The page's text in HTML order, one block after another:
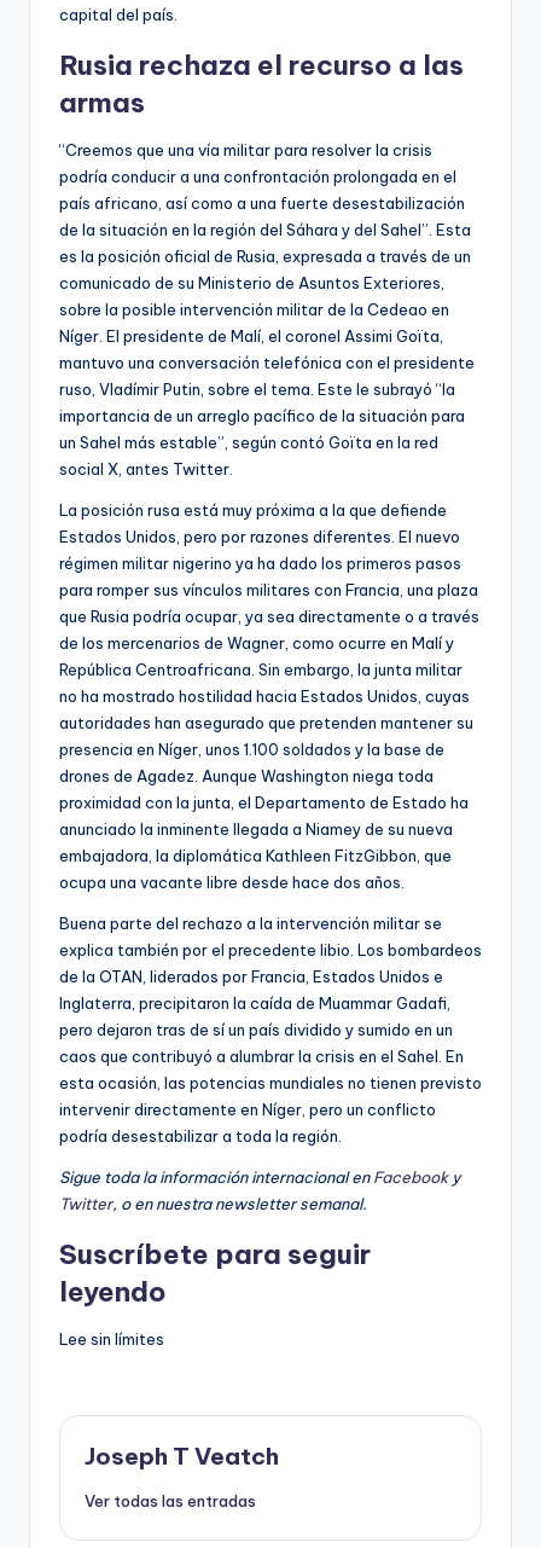
capital del país.
Rusia rechaza el recurso a las
armas
“Creemos que una vía militar para resolver la crisis
podría conducir a una confrontación prolongada en el
país africano, así como a una fuerte desestabilización
de la situación en la región del Sáhara y del Sahel”. Esta
es la posición oficial de Rusia, expresada a través de un
comunicado de su Ministerio de Asuntos Exteriores,
sobre la posible intervención militar de la Cedeao en
Níger. El presidente de Malí, el coronel Assimi Goïta,
mantuvo una conversación telefónica con el presidente
ruso, Vladímir Putin, sobre el tema. Este le subrayó “la
importancia de un arreglo pacífico de la situación para
un Sahel más estable”, según contó Goïta en la red
social X, antes Twitter.
La posición rusa está muy próxima a la que defiende
Estados Unidos, pero por razones diferentes. El nuevo
régimen militar nigerino ya ha dado los primeros pasos
para romper sus vínculos militares con Francia, una plaza
que Rusia podría ocupar, ya sea directamente o a través
de los mercenarios de Wagner, como ocurre en Malí y
República Centroafricana. Sin embargo, la junta militar
no ha mostrado hostilidad hacia Estados Unidos, cuyas
autoridades han asegurado que pretenden mantener su
presencia en Níger, unos 1.100 soldados y la base de
drones de Agadez. Aunque Washington niega toda
proximidad con la junta, el Departamento de Estado ha
anunciado la inminente llegada a Niamey de su nueva
embajadora, la diplomática Kathleen FitzGibbon, que
ocupa una vacante libre desde hace dos años.
Buena parte del rechazo a la intervención militar se
explica también por el precedente libio. Los bombardeos
de la OTAN, liderados por Francia, Estados Unidos e
Inglaterra, precipitaron la caída de Muammar Gadafi,
pero dejaron tras de sí un país dividido y sumido en un
caos que contribuyó a alumbrar la crisis en el Sahel. En
esta ocasión, las potencias mundiales no tienen previsto
intervenir directamente en Níger, pero un conflicto
podría desestabilizar a toda la región.
Sigue toda la información internacional enFacebooky
Twitter, o ennuestra newsletter semanal.
Suscríbete para seguir
leyendo
Lee sin límites
Joseph T Veatch
Ver todas las entradas